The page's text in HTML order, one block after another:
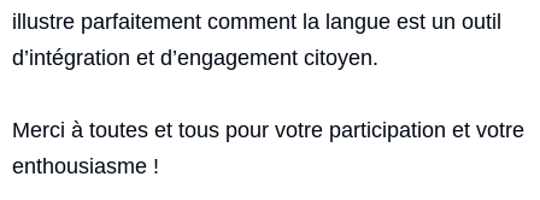
illustre parfaitement comment la langue est un outil
d’intégration et d’engagement citoyen.
Merci à toutes et tous pour votre participation et votre
enthousiasme !